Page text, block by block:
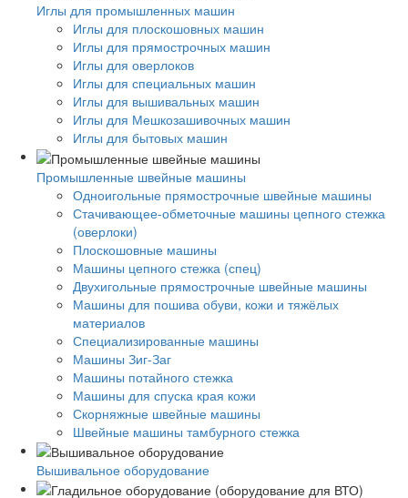
Иглы для промышленных машин
Иглы для плоскошовных машин
Иглы для прямострочных машин
Иглы для оверлоков
Иглы для специальных машин
Иглы для вышивальных машин
Иглы для Мешкозашивочных машин
Иглы для бытовых машин
Промышленные швейные машины
Одноигольные прямострочные швейные машины
Стачивающее-обметочные машины цепного стежка
(оверлоки)
Плоскошовные машины
Машины цепного стежка (спец)
Двухигольные прямострочные швейные машины
Машины для пошива обуви, кожи и тяжёлых
материалов
Специализированные машины
Машины Зиг-Заг
Машины потайного стежка
Машины для спуска края кожи
Скорняжные швейные машины
Швейные машины тамбурного стежка
Вышивальное оборудование